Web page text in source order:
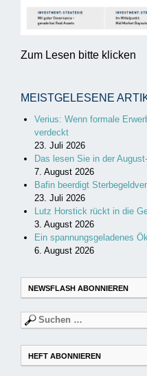
Zum Lesen bitte klicken
MEISTGELESENE
Verius: Wenn formale
verdeckt
23. Juli 2026
Das lesen Sie in der
7. August 2026
Bafin beerdigt
23. Juli 2026
Lutz Horstick rückt in die
3. August 2026
Ein spannungsgeladenes
6. August 2026
NEWSFLASH ABONNIEREN
Suchen
nach:
HEFT ABONNIEREN